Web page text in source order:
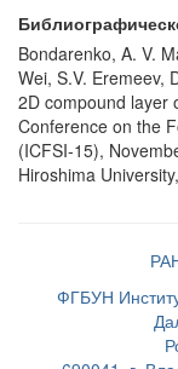
Bondarenko, A. V.
Wei, S.V. Eremeev,
2D compound layer
Conference on the
(ICFSI-15),
Hiroshima
ФГБУН